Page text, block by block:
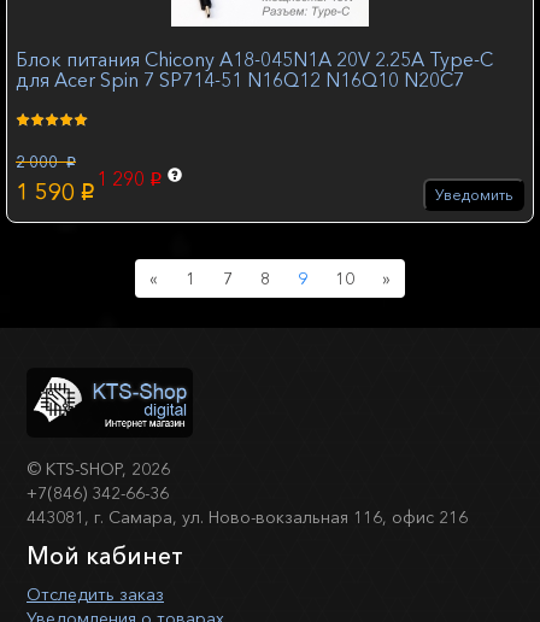
Блок питания Chicony A18-045N1A 20V 2.25A Type-C
для Acer Spin 7 SP714-51 N16Q12 N16Q10 N20C7
2 000 p
1 590 p
1 290 p
Уведомить
« Previous
1 7 8 9 10 »
© KTS-SHOP, 2026
+7(846) 342-66-36
443081, г. Самара, ул. Ново-вокзальная 116, офис 216
Мой кабинет
Отследить заказ